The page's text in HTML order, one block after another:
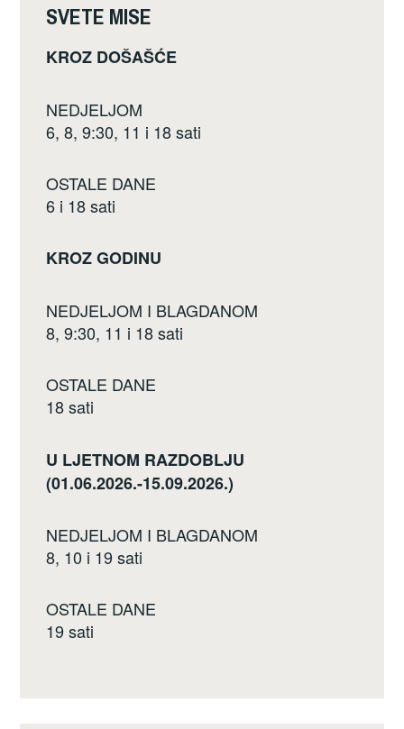
SVETE MISE
KROZ DOŠAŠĆE
NEDJELJOM
6, 8, 9:30, 11 i 18 sati
OSTALE DANE
6 i 18 sati
KROZ GODINU
NEDJELJOM I BLAGDANOM
8, 9:30, 11 i 18 sati
OSTALE DANE
18 sati
U LJETNOM RAZDOBLJU
(01.06.2026.-15.09.2026.)
NEDJELJOM I BLAGDANOM
8, 10 i 19 sati
OSTALE DANE
19 sati